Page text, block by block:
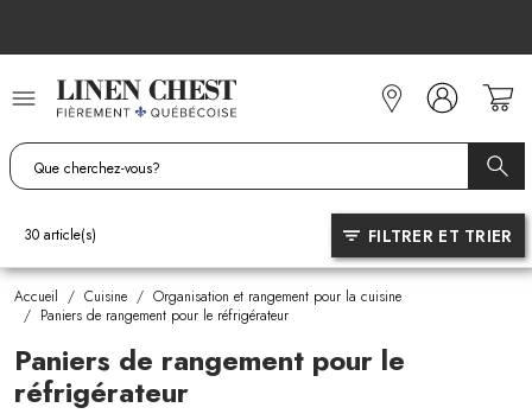
contenu
Accueil / Cuisine / Organisation et rangement pour la cuisine
/ Paniers de rangement pour le réfrigérateur
Paniers de rangement pour le
réfrigérateur
30 article(s) FILTRER ET TRIER